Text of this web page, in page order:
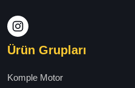
Ürün Grupları
Komple Motor